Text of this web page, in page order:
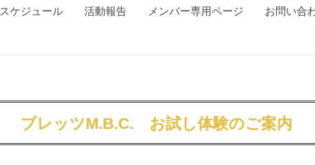
スケジュール 活動報告 メンバー専用ページ お問い合
ブレッツM.B.C. お試し体験のご案内